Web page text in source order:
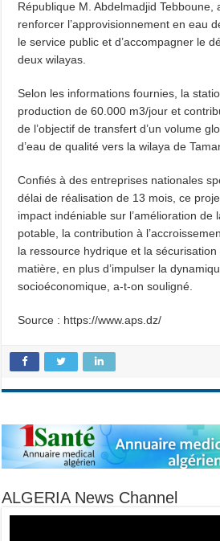
République M. Abdelmadjid Tebboune,
renforcer l’approvisionnement en eau
le service public et d’accompagner le
deux wilayas.
Selon les informations fournies, la
production de 60.000 m3/jour et
de l’objectif de transfert d’un volume
d’eau de qualité vers la wilaya de
Confiés à des entreprises nationales
délai de réalisation de 13 mois, ce
impact indéniable sur l’amélioration de
potable, la contribution à
la ressource hydrique et la
matière, en plus d’impulser la
socioéconomique, a-t-on souligné.
Source : https://www.aps.dz/
ALGERIA News Channel